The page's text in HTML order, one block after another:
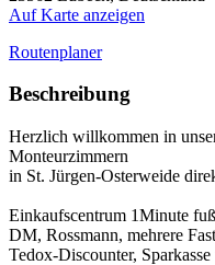
Auf Karte anzeigen
Routenplaner
Beschreibung
Herzlich willkommen in
Monteurzimmern
in St. Jürgen-Osterweide
Einkaufscentrum 1Minute
DM, Rossmann, mehrere
Tedox-Discounter,